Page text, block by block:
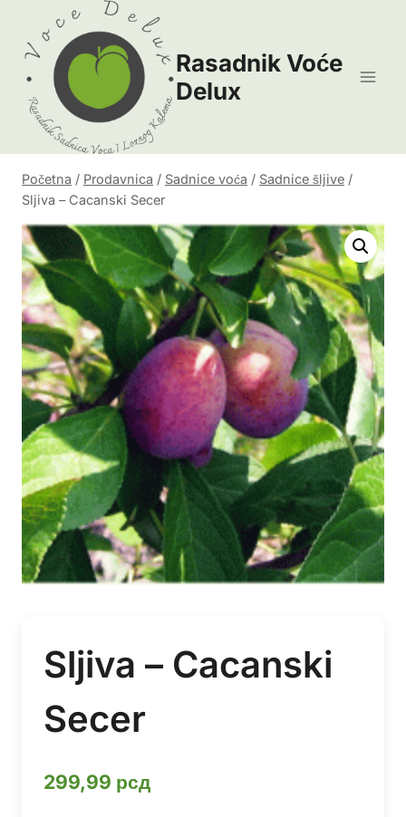
content
Rasadnik Voće
Delux
Početna / Prodavnica / Sadnice voća / Sadnice šljive /
Sljiva – Cacanski Secer
Sljiva – Cacanski
Secer
299,99 рсд